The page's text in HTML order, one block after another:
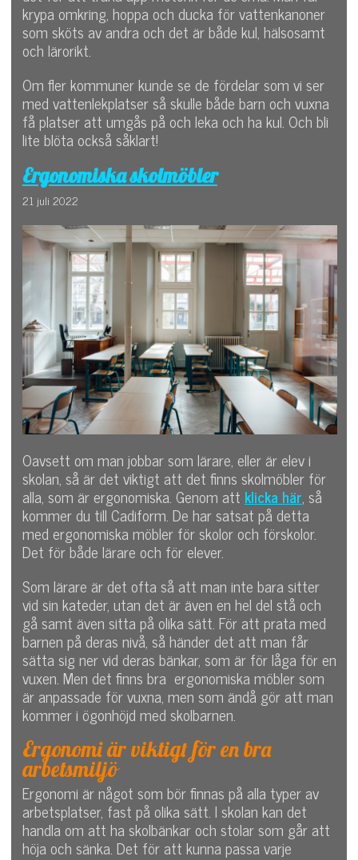
krypa omkring, hoppa och ducka för vattenkanoner
som sköts av andra och det är både kul, hälsosamt
och lärorikt.
Om fler kommuner kunde se de fördelar som vi ser
med vattenlekplatser så skulle både barn och vuxna
få platser att umgås på och leka och ha kul. Och bli
lite blöta också såklart!
Ergonomiska skolmöbler
21 juli 2022
Oavsett om man jobbar som lärare, eller är elev i
skolan, så är det viktigt att det finns skolmöbler för
alla, som är ergonomiska. Genom att klicka här, så
kommer du till Cadiform. De har satsat på detta
med ergonomiska möbler för skolor och förskolor.
Det för både lärare och för elever.
Som lärare är det ofta så att man inte bara sitter
vid sin kateder, utan det är även en hel del stå och
gå samt även sitta på olika sätt. För att prata med
barnen på deras nivå, så händer det att man får
sätta sig ner vid deras bänkar, som är för låga för en
vuxen. Men det finns bra ergonomiska möbler som
är anpassade för vuxna, men som ändå gör att man
kommer i ögonhöjd med skolbarnen.
Ergonomi är viktigt för en bra
arbetsmiljö
Ergonomi är något som bör finnas på alla typer av
arbetsplatser, fast på olika sätt. I skolan kan det
handla om att ha skolbänkar och stolar som går att
höja och sänka. Det för att kunna passa varje